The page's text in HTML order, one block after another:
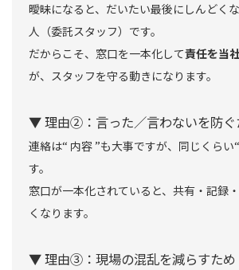
曖昧になると、だいたい最後にしんどく
人（委託スタッフ）です。
だからこそ、窓口を一本化して責任を当
が、スタッフを守る動きになります。
▼ 理由②：言った／言わないを防ぐ
連絡は“ 内容 ”も大事ですが、同じくらい
す。
窓口が一本化されていると、共有・記録
くなります。
▼ 理由③：現場の混乱を減らすため